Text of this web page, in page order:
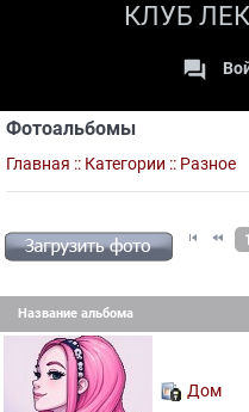
КЛУБ

Фотоальбомы
Главная :: Категории :: Разное
  1
Название альбома
Дом